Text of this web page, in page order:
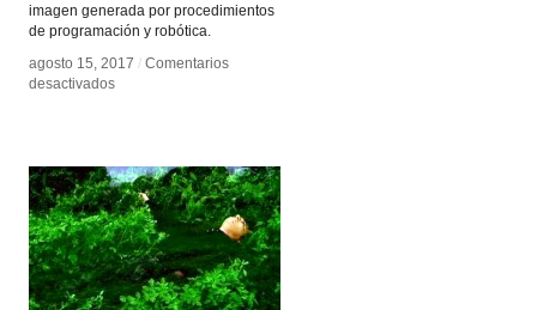
imagen generada por procedimientos
de programación y robótica.
agosto 15, 2017 / Comentarios
desactivadosen
agosto 15, 2017 / Comentarios
desactivadosen